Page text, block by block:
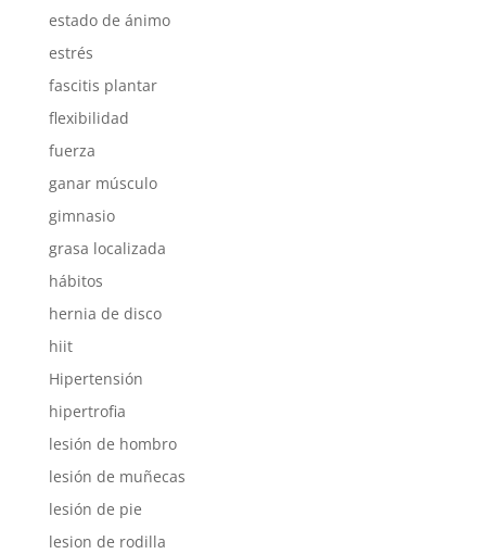
estado de ánimo
estrés
fascitis plantar
flexibilidad
fuerza
ganar músculo
gimnasio
grasa localizada
hábitos
hernia de disco
hiit
Hipertensión
hipertrofia
lesión de hombro
lesión de muñecas
lesión de pie
lesion de rodilla